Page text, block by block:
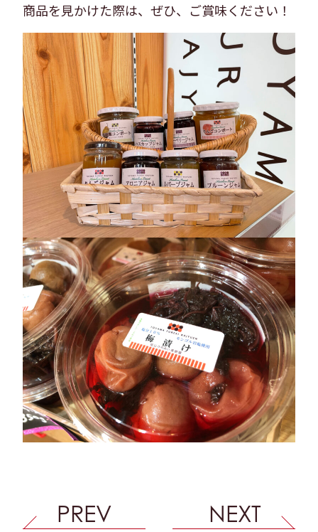
商品を見かけた際は、ぜひ、ご賞味ください！
PREV NEXT